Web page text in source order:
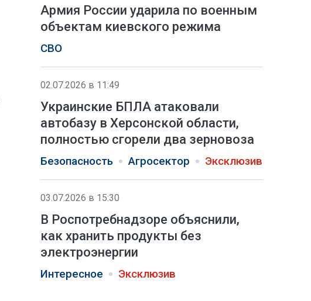
Армия России ударила по военным
объектам киевского режима
СВО
02.07.2026 в 11:49
Украинские БПЛА атаковали
автобазу в Херсонской области,
полностью сгорели два зерновоза
Безопасность Агросектор Эксклюзив
03.07.2026 в 15:30
В Роспотребнадзоре объяснили,
как хранить продукты без
электроэнергии
Интересное Эксклюзив